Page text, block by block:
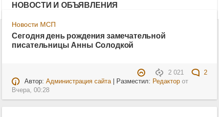
НОВОСТИ И ОБЪЯВЛЕНИЯ
Новости МСП
Сегодня день рождения замечательной
писательницы Анны Солодкой
2 021
2
Автор: Администрация сайта| Разместил: Редакторот
Вчера, 00:28